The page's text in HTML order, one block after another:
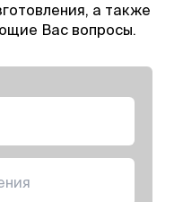
а также
Вас вопросы.